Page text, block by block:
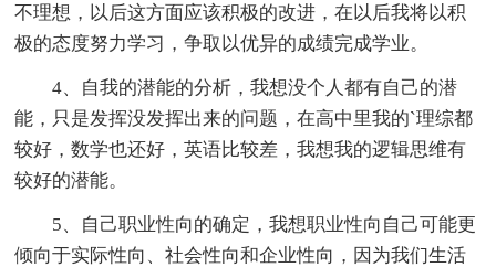
不理想，以后这方面应该积极的改进，在以后我将以积
极的态度努力学习，争取以优异的成绩完成学业。
4、自我的潜能的分析，我想没个人都有自己的潜
能，只是发挥没发挥出来的问题，在高中里我的`理综都
较好，数学也还好，英语比较差，我想我的逻辑思维有
较好的潜能。
5、自己职业性向的确定，我想职业性向自己可能更
倾向于实际性向、社会性向和企业性向，因为我们生活